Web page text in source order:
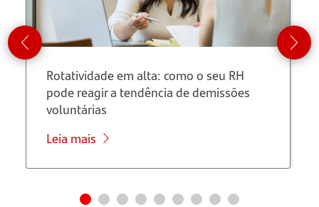
Rotatividade em alta: como o seu RH
pode reagir a tendência de demissões
voluntárias
Leia mais